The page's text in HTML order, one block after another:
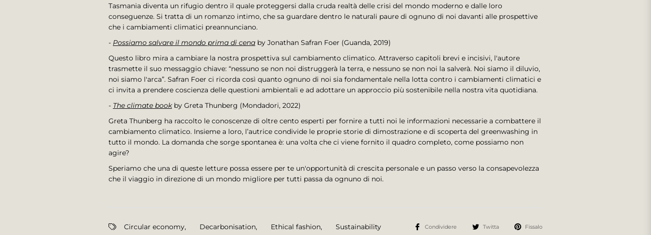
Tasmania diventa un rifugio dentro il quale proteggersi dalla cruda realtà delle crisi del mondo moderno e dalle loro
conseguenze. Si tratta di un romanzo intimo, che sa guardare dentro le naturali paure di ognuno di noi davanti alle prospettive
che i cambiamenti climatici preannunciano.
- Possiamo salvare il mondo prima di cena by Jonathan Safran Foer (Guanda, 2019)
Questo libro mira a cambiare la nostra prospettiva sul cambiamento climatico. Attraverso capitoli brevi e incisivi, l'autore
trasmette il suo messaggio chiave: “nessuno se non noi distruggerà la terra, e nessuno se non noi la salverà. Noi siamo il diluvio,
noi siamo l'arca”. Safran Foer ci ricorda così quanto ognuno di noi sia fondamentale nella lotta contro i cambiamenti climatici e
ci invita a prendere coscienza delle questioni ambientali e ad adottare un approccio più sostenibile nella nostra vita quotidiana.
- The climate bookby Greta Thunberg (Mondadori, 2022)
Greta Thunberg ha raccolto le conoscenze di oltre cento esperti per fornire a tutti noi le informazioni necessarie a combattere il
cambiamento climatico. Insieme a loro, l’autrice condivide le proprie storie di dimostrazione e di scoperta del greenwashing in
tutto il mondo. La domanda che sorge spontanea è: una volta che ci viene fornito il quadro completo, come possiamo non
agire?
Speriamo che una di queste letture possa essere per te un'opportunità di crescita personale e un passo verso la consapevolezza
che il viaggio in direzione di un mondo migliore per tutti passa da ognuno di noi.
Circular economy, Decarbonisation, Ethical fashion, Sustainability Condividere Twitta Fissalo